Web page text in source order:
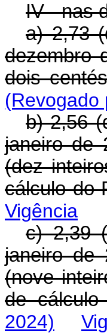
IV - nas
a) 2,73
dezembro
dois
(Revogado
b) 2,56
janeiro de
(dez
cálculo do
Vigência
c) 2,39
janeiro de
(nove
de cálculo
2024)